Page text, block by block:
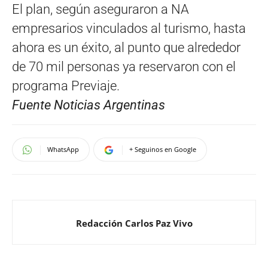
El plan, según aseguraron a NA
empresarios vinculados al turismo, hasta
ahora es un éxito, al punto que alrededor
de 70 mil personas ya reservaron con el
programa Previaje.
Fuente Noticias Argentinas
WhatsApp + Seguinos en Google
Redacción Carlos Paz Vivo